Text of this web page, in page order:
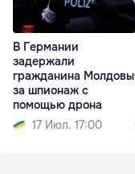
В Германии
задержали
гражданина Молдовы
за шпионаж с
помощью дрона
17 Июл. 17:00